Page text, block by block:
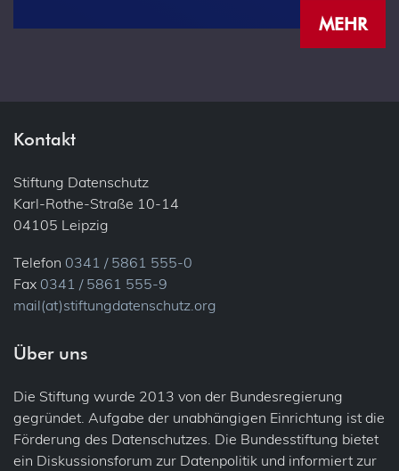
MEHR
Kontakt
Stiftung Datenschutz
Karl-Rothe-Straße 10-14
04105 Leipzig
Telefon 0341 / 5861 555-0
Fax 0341 / 5861 555-9
mail(at)stiftungdatenschutz.org
Über uns
Die Stiftung wurde 2013 von der Bundesregierung
gegründet. Aufgabe der unabhängigen Einrichtung ist die
Förderung des Datenschutzes. Die Bundesstiftung bietet
ein Diskussionsforum zur Datenpolitik und informiert zur